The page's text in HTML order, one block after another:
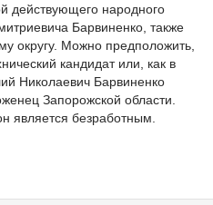
действующего народного
Барвиненко, также
округу. Можно предположить,
кандидат или, как в
Николаевич Барвиненко
Запорожской области.
является безработным.